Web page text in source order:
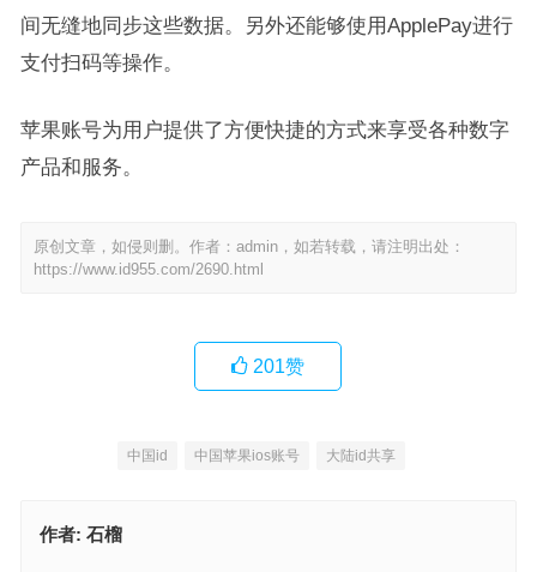
间无缝地同步这些数据。另外还能够使用ApplePay进行
支付扫码等操作。
苹果账号为用户提供了方便快捷的方式来享受各种数字
产品和服务。
原创文章，如侵则删。作者：admin，如若转载，请注明出处：
https://www.id955.com/2690.html
201赞
中国id 中国苹果ios账号 大陆id共享
作者: 石榴